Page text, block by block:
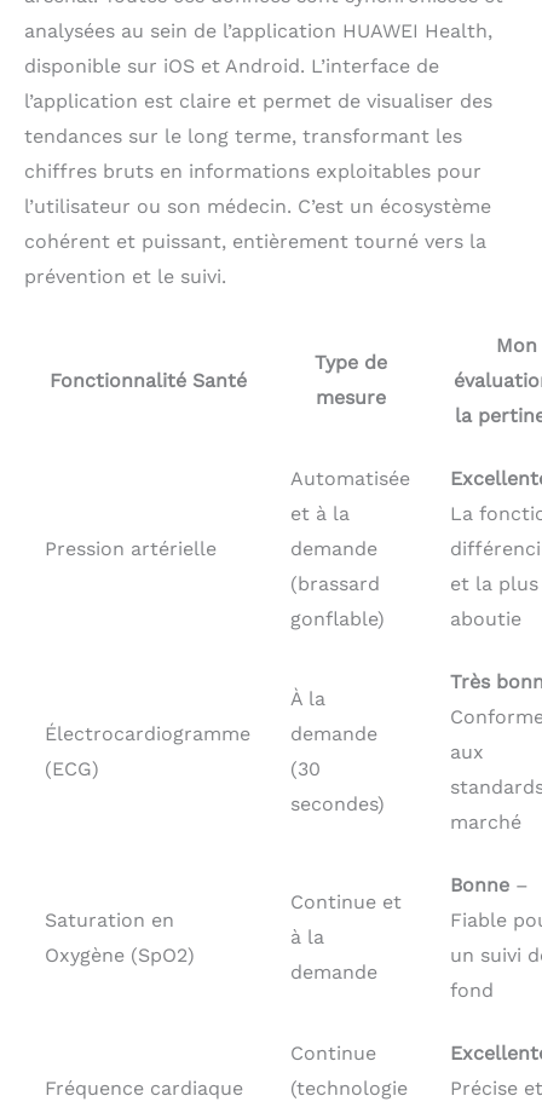
analysées au sein de l’application HUAWEI Health,
disponible sur iOS et Android. L’interface de
l’application est claire et permet de visualiser des
tendances sur le long terme, transformant les
chiffres bruts en informations exploitables pour
l’utilisateur ou son médecin. C’est un écosystème
cohérent et puissant, entièrement tourné vers la
prévention et le suivi.
Fonctionnalité Santé
Type de
mesure
Mon
la
Pression artérielle
Automatisée
et à la
demande
(brassard
gonflable)
La
et la plus
aboutie
Électrocardiogramme
(ECG)
À la
demande
(30
secondes)
Très
aux
marché
Saturation en
Oxygène (SpO2)
Continue et
à la
demande
Bonne –
Fiable
un suivi
fond
Fréquence cardiaque
Continue
(technologie
Précise et